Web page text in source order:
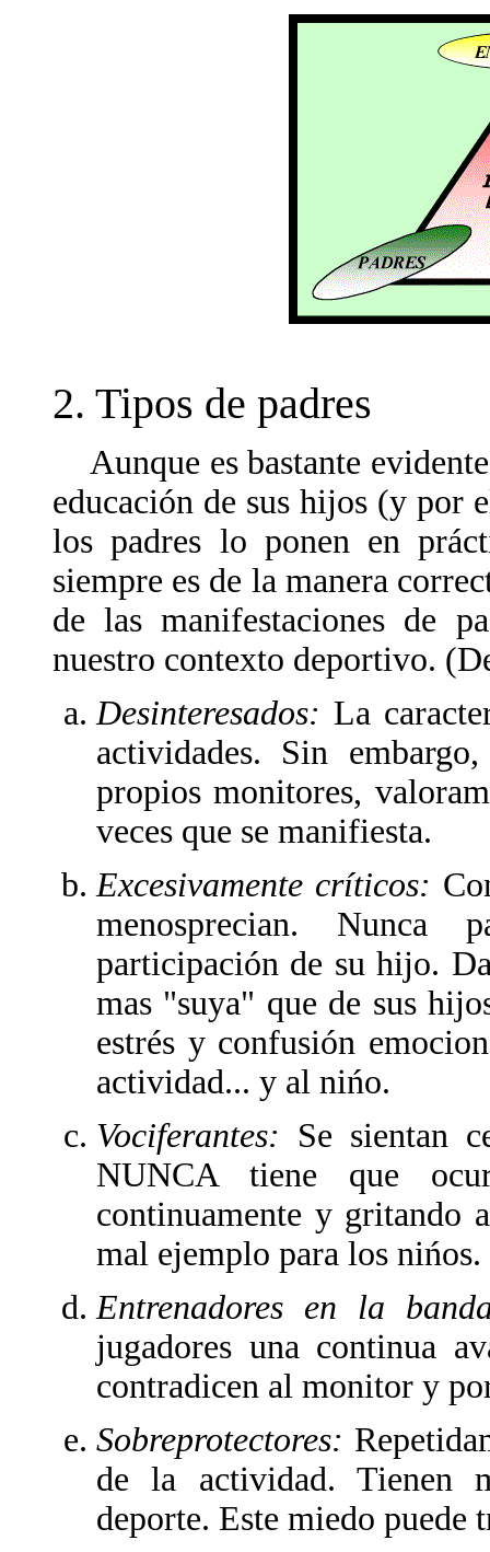
2. Tipos de padres
Aunque es bastante
educación de sus hijos (y por
los padres lo ponen en
siempre es de la manera
de las manifestaciones de
nuestro contexto deportivo.
Desinteresados: La
actividades. Sin
propios monitores,
veces que se manifiesta.
Excesivamente críticos:
menosprecian. Nunca
participación de su hijo.
mas "suya" que de sus
estrés y confusión
actividad... y al nińo.
Vociferantes: Se sientan
NUNCA tiene que
continuamente y gritando
mal ejemplo para los nińos.
Entrenadores en la
jugadores una continua
contradicen al monitor y
Sobreprotectores:
de la actividad. Tienen
deporte. Este miedo puede